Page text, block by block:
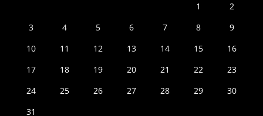
1
2
3
4 5 6 7 8
9
10
11 12 13 14 15
16
17
18 19 20 21 22
23
24
25 26 27 28 29
30
31